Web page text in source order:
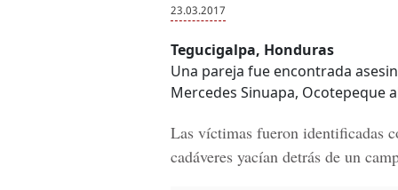
23.03.2017
Tegucigalpa, Honduras
Una pareja fue encontrada
Mercedes Sinuapa, Ocotepeque
Las víctimas fueron identificadas
cadáveres yacían detrás de un